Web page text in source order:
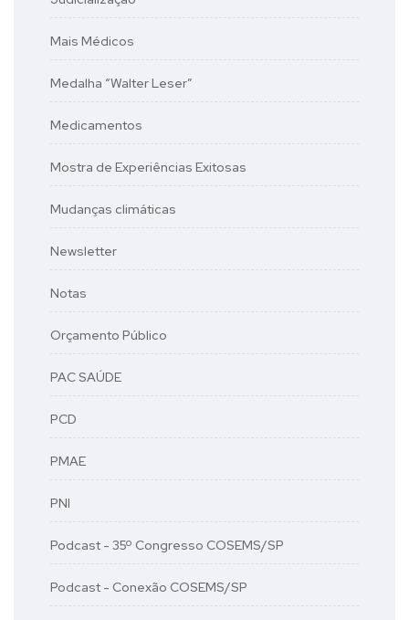
Mais Médicos
Medalha “Walter Leser”
Medicamentos
Mostra de Experiências Exitosas
Mudanças climáticas
Newsletter
Notas
Orçamento Público
PAC SAÚDE
PCD
PMAE
PNI
Podcast - 35º Congresso COSEMS/SP
Podcast - Conexão COSEMS/SP